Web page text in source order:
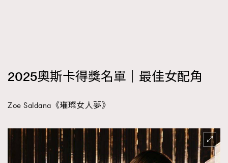
2025奧斯卡得獎名單｜最佳女配角
Zoe Saldana《璀璨女人夢》